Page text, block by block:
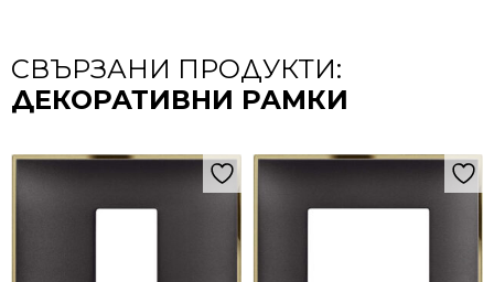
СВЪРЗАНИ ПРОДУКТИ:
ДЕКОРАТИВНИ РАМКИ